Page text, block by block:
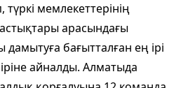
мемлекеттерінің
арасындағы
бағытталған ең ірі
айналды. Алматыда